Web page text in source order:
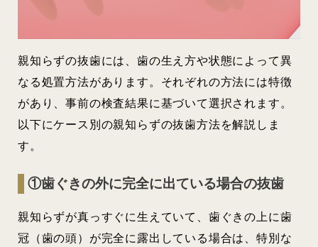
親知らずの抜歯には、歯の生え方や状態によって異
なる処置方法があります。それぞれの方法には特徴
があり、事前の検査結果に基づいて選択されます。
以下にケース別の親知らずの抜歯方法を解説しま
す。
①歯ぐきの外に完全に出ている場合の抜歯
親知らずが真っすぐに生えていて、歯ぐきの上に歯
冠（歯の頭）が完全に露出している場合は、特別な